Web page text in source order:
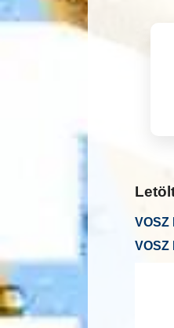
VOSZ
VOSZ